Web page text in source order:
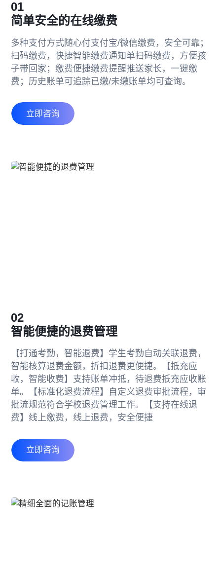
01
简单安全的在线缴费
多种支付方式随心付支付宝/微信缴费，安全可靠；
扫码缴费，快捷智能缴费通知单扫码缴费，方便孩
子带回家；缴费便捷缴费提醒推送家长，一键缴
费；历史账单可追踪已缴/未缴账单均可查询。
立即咨询
02
智能便捷的退费管理
【打通考勤，智能退费】 学生考勤自动关联退费，
智能核算退费金额，折扣退费更便捷。
【抵充应
收，智能收费】 支持账单冲抵，待退费抵充应收账
单。
【标准化退费流程】
自定义退费审批流程，审
批流规范符合学校退费管理工作。
【支持在线退
费】 线上缴费，线上退费，安全便捷
立即咨询